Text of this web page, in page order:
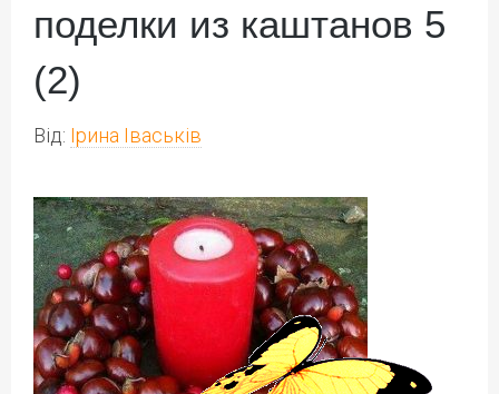
поделки из каштанов 5
(2)
Від: Ірина Іваськів